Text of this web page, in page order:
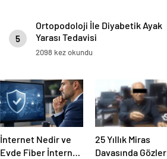
5
Ortopodoloji İle Diyabetik Ayak
Yarası Tedavisi
2098 kez okundu
İnternet Nedir ve
Evde Fiber İnternet
25 Yıllık Miras
Davasında Gözler